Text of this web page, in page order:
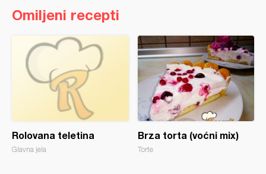
Omiljeni recepti
Rolovana teletina
Glavna jela
Brza torta (voćni mix)
Torte